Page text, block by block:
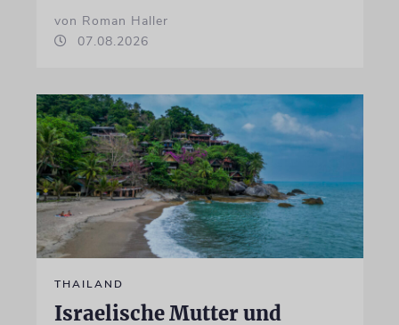
von Roman Haller
07.08.2026
THAILAND
Israelische Mutter und